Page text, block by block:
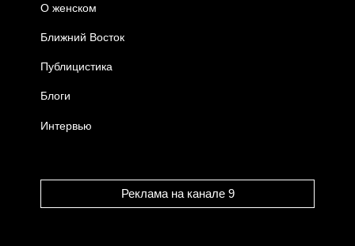
О женском
Ближний Восток
Публицистика
Блоги
Интервью
Реклама на канале 9